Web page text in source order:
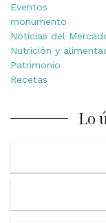
Eventos
monumento
Noticias del
Nutrición y
Patrimonio
Recetas
Lo